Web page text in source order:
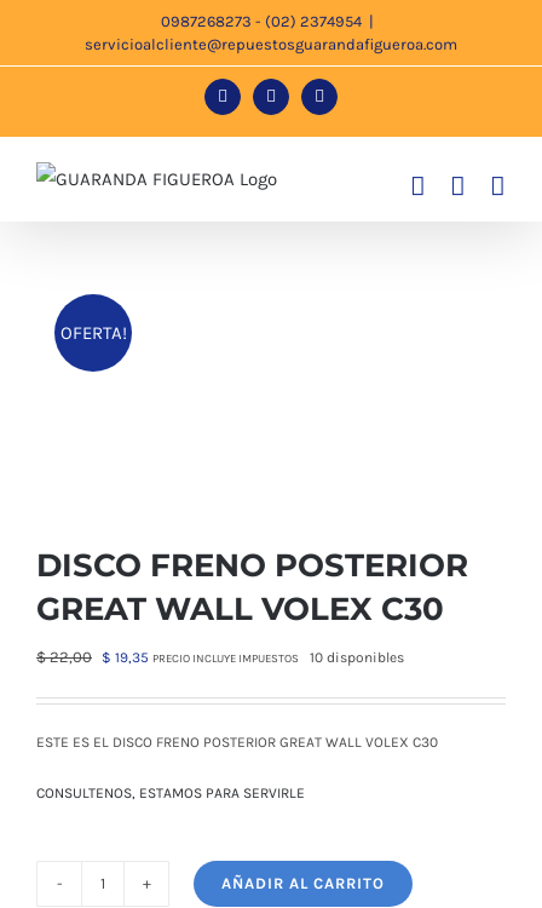
0987268273 - (02) 2374954 |
servicioalcliente@repuestosguarandafigueroa.com
FacebookInstagramTiktok
OFERTA!
DISCO FRENO POSTERIOR
GREAT WALL VOLEX C30
$22,00
El
original
era:
$ 19,35 El
actual
es:
PRECIO INCLUYE IMPUESTOS 10 disponibles
ESTE ES EL DISCO FRENO POSTERIOR GREAT WALL VOLEX C30
CONSULTENOS, ESTAMOS PARA SERVIRLE
AÑADIR AL CARRITO